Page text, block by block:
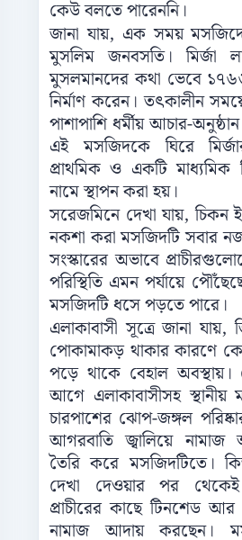
কেউ বলতে পারেননি।
জানা যায়, এক সময়
মুসলিম জনবসতি। মির্জা
মুসলমানদের কথা ভেবে
নির্মাণ করেন। তৎকালীন
পাশাপাশি ধর্মীয় আচার-
এই মসজিদকে ঘিরে
প্রাথমিক ও একটি
নামে স্থাপন করা হয়।
সরেজমিনে দেখা যায়, চিকন
নকশা করা মসজিদটি সবার
সংস্কারের অভাবে
পরিস্থিতি এমন পর্যায়ে
মসজিদটি ধসে পড়তে পারে।
এলাকাবাসী সূত্রে জানা
পোকামাকড় থাকার কারণে
পড়ে থাকে বেহাল
আগে এলাকাবাসীসহ স্থানীয়
চারপাশের ঝোপ-জঙ্গল
আগরবাতি জ্বালিয়ে নামাজ
তৈরি করে মসজিদটিতে।
দেখা দেওয়ার পর থেকেই
প্রাচীরের কাছে টিনশেড আর
নামাজ আদায় করছেন।